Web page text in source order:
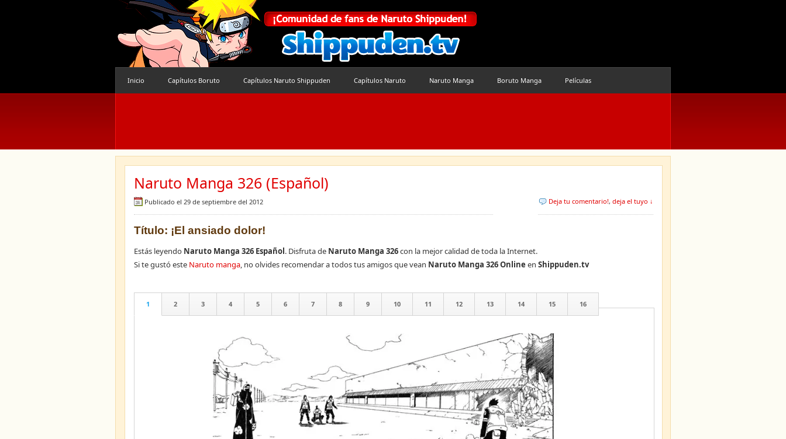
Inicio Capítulos Boruto Capítulos Naruto Shippuden Capítulos Naruto Naruto Manga Boruto Manga Películas
Naruto Manga 326 (Español)
Publicado el 29 de septiembre del 2012 Deja tu comentario!, deja el tuyo ↓
Título: ¡El ansiado dolor!
Estás leyendo Naruto Manga 326 Español. Disfruta de Naruto Manga 326con la mejor calidad de toda la Internet.
Si te gustó este Naruto manga, no olvides recomendar a todos tus amigos que vean Naruto Manga 326 Online en Shippuden.tv
1 2 3 4 5 6 7 8 9 10 11 12 13 14 15 16